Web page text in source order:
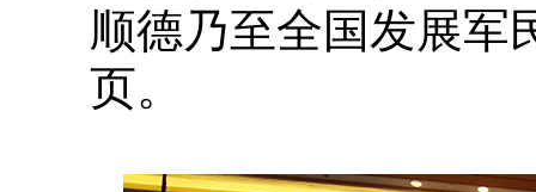
顺德乃至全国发展军
页。